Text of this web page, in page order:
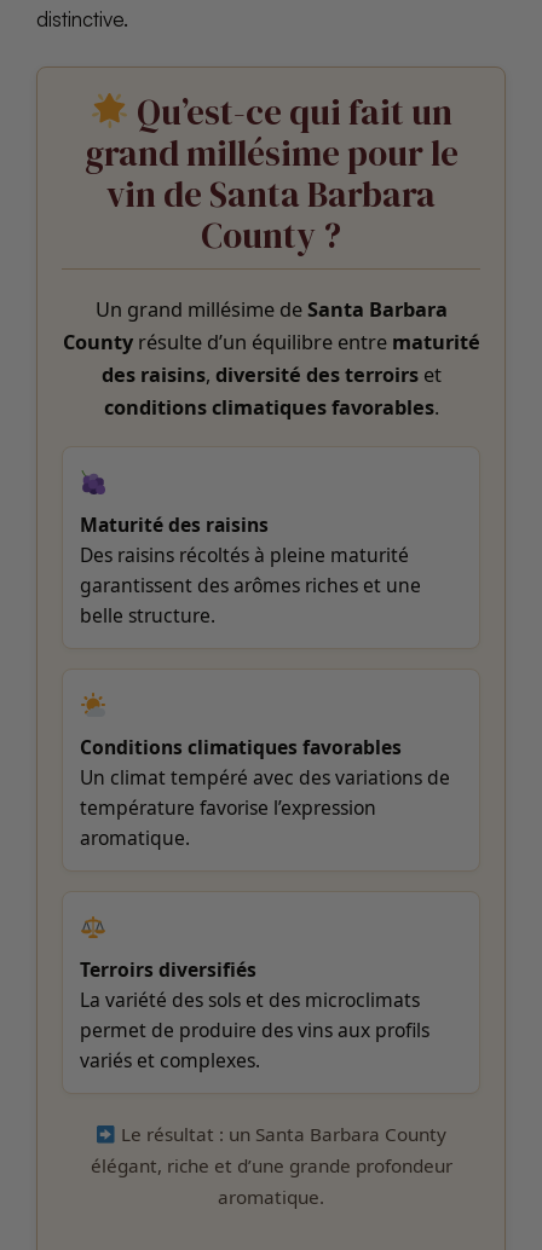
distinctive.
Qu’est-ce qui fait un
grand millésime pour le
vin de Santa Barbara
County ?
Un grand millésime deSanta Barbara
Countyrésulte d’un équilibre entre maturité
des raisins, diversité des terroirset
conditions climatiques favorables.
Maturité des raisins
Des raisins récoltés à pleine maturité
garantissent des arômes riches et une
belle structure.
Conditions climatiques favorables
Un climat tempéré avec des variations de
température favorise l’expression
aromatique.
Terroirs diversifiés
La variété des sols et des microclimats
permet de produire des vins aux profils
variés et complexes.
Le résultat : un Santa Barbara County
élégant, riche et d’une grande profondeur
aromatique.